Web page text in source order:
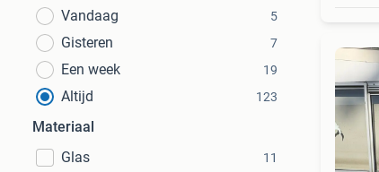
Vandaag
5
Gisteren 7
Een week 19
Altijd 123
Materiaal
Glas
11